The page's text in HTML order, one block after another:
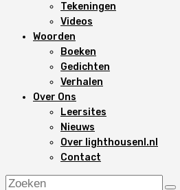
Tekeningen
Videos
Woorden
Boeken
Gedichten
Verhalen
Over Ons
Leersites
Nieuws
Over lighthousenl.nl
Contact